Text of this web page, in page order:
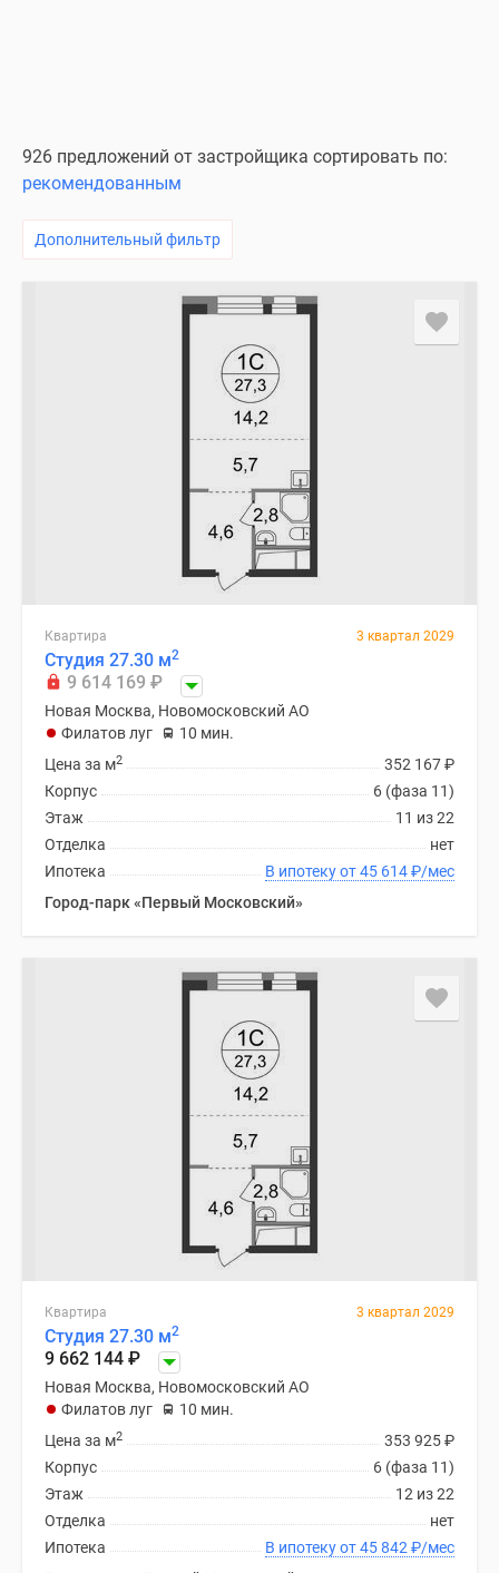
926 предложений от застройщика сортировать по:
рекомендованным
Дополнительный фильтр
Квартира 3 квартал 2029
Студия 27.30 м2
9 614 169 ₽
Новая Москва, Новомосковский АО
Филатов луг
10 мин.
352 167₽
Цена за м2
6 (фаза 11)
Корпус
11 из 22
Этаж
нет
Отделка
В ипотеку от 45 614₽/мес
Ипотека
Город-парк «Первый Московский»
Квартира 3 квартал 2029
Студия 27.30 м2
9 662 144 ₽
Новая Москва, Новомосковский АО
Филатов луг
10 мин.
353 925₽
Цена за м2
6 (фаза 11)
Корпус
12 из 22
Этаж
нет
Отделка
В ипотеку от 45 842 ₽/мес
Ипотека